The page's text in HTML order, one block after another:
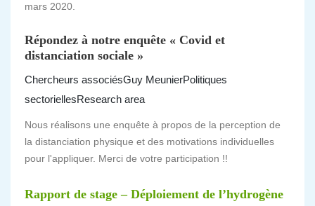
mars 2020.
Répondez à notre enquête « Covid et
distanciation sociale »
Chercheurs associésGuy MeunierPolitiques
sectoriellesResearch area
Nous réalisons une enquête à propos de la perception de
la distanciation physique et des motivations individuelles
pour l'appliquer. Merci de votre participation !!
Rapport de stage – Déploiement de l’hydrogène